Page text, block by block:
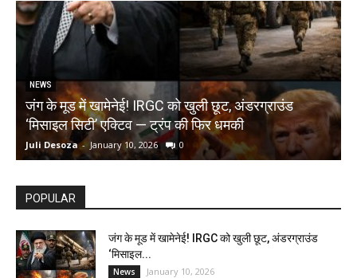
NEWS
जंग के मूड में खामेनेई! IRGC को खुली छूट, अंडरग्राउंड
‘मिसाइल सिटी’ एक्टिव — ट्रंप की फिर धमकी
Juli Desoza - January 10, 2026 0
POPULAR
जंग के मूड में खामेनेई! IRGC को खुली छूट, अंडरग्राउंड
‘मिसाइल...
News January 10, 2026